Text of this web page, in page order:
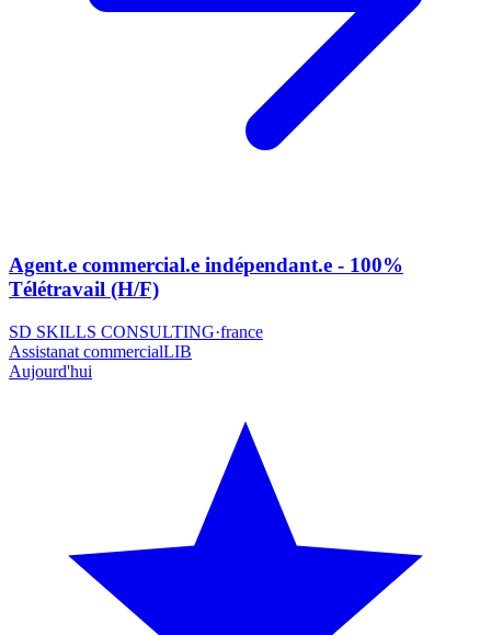
Agent.e commercial.e indépendant.e - 100%
Télétravail (H/F)
SD SKILLS CONSULTING·france
Assistanat commercialLIB
Aujourd'hui